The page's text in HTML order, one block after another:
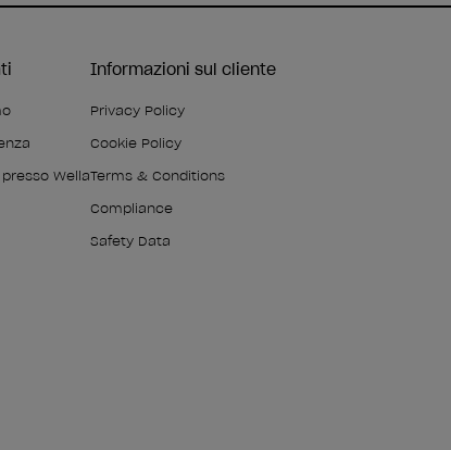
Wella
Informazioni sul cliente
Privacy Policy
Cookie Policy
Terms & Conditions
Compliance
Safety Data